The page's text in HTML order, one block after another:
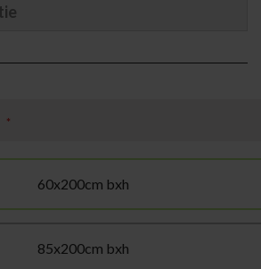
60x200cm bxh
85x200cm bxh